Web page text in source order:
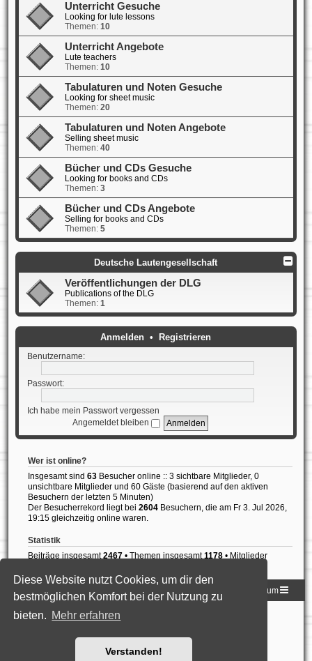
Diese Website nutzt Cookies, um dir den
bestmöglichen Komfort bei der Nutzung zu
bieten. Mehr erfahren
Verstanden!
Unterricht Gesuche
Looking for lute lessons
Themen: 10
Unterricht Angebote
Lute teachers
Themen: 10
Tabulaturen und Noten Gesuche
Looking for sheet music
Themen: 20
Tabulaturen und Noten Angebote
Selling sheet music
Themen: 40
Bücher und CDs Gesuche
Looking for books and CDs
Themen: 3
Bücher und CDs Angebote
Selling for books and CDs
Themen: 5
Deutsche Lautengesellschaft
Veröffentlichungen der DLG
Publications of the DLG
Themen: 1
Anmelden • Registrieren
Benutzername:
Passwort:
Ich habe mein Passwort vergessen
Angemeldet bleiben
Wer ist online?
Insgesamt sind 63Besucher online :: 3 sichtbare Mitglieder, 0
unsichtbare Mitglieder und 60 Gäste (basierend auf den aktiven
Besuchern der letzten 5 Minuten)
Der Besucherrekord liegt bei 2604Besuchern, die am Fr 3. Jul 2026,
19:15 gleichzeitig online waren.
Statistik
Beiträge insgesamt2467• Themen insgesamt1178• Mitglieder
Homepage der DLG Foren-Übersicht Impressum
Powered byphpBB® Forum Software © phpBB Limited
Style: Black-Silver-Split by Joyce&LunaphpBB-Style-Design
Nutzungsbedingungen